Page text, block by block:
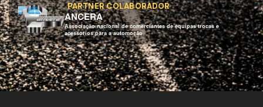
PARTNER COLABORADOR
ANCERA
Associação nacional de comerciantes de equipas trocas e
acessorios para a automoção